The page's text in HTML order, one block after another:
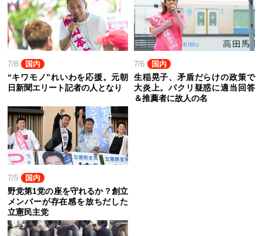
7/8 国内
“キワモノ”れいわを応援。元朝
日新聞エリート記者の人となり
7/6 国内
生稲晃子、矛盾だらけの政策で
大炎上。パクリ疑惑に適当回答
＆推薦者に故人の名
7/5 国内
野党第1党の座を守れるか？創立
メンバーが存在感を放ちだした
立憲民主党